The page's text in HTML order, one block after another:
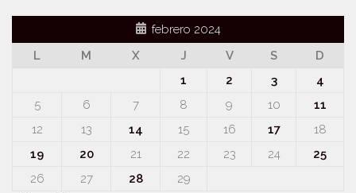
febrero 2024
L
M X J V S
D
1
2 3
4
5
6 7 8 9 10
11
12
13 14 15 16 17
18
19
20 21 22 23 24
25
26
27 28
29